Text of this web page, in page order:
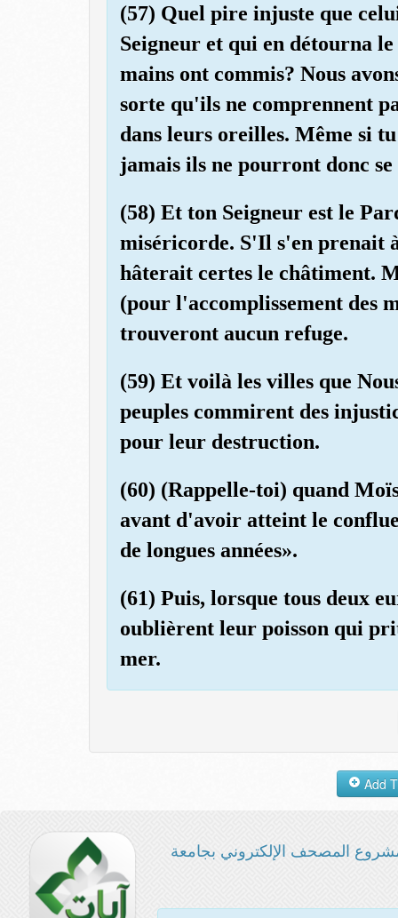
(57) Quel pire injuste que
Seigneur et qui en détourna
mains ont commis? Nous
sorte qu'ils ne comprennent
dans leurs oreilles. Même si
jamais ils ne pourront donc
(58) Et ton Seigneur est le
miséricorde. S'Il s'en prenait
hâterait certes le châtiment.
(pour l'accomplissement des
trouveront aucun refuge.
(59) Et voilà les villes que
peuples commirent des
pour leur destruction.
(60) (Rappelle-toi) quand
avant d'avoir atteint le
de longues années».
(61) Puis, lorsque tous deux
oublièrent leur poisson qui
mer.
المصحف الإلكتروني بجامعة